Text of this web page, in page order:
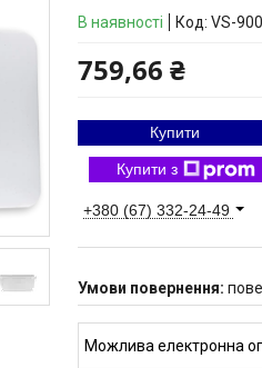
В наявності Код: VS-
759,66 ₴
Купити
Купити з
+380 (67) 332-24-49